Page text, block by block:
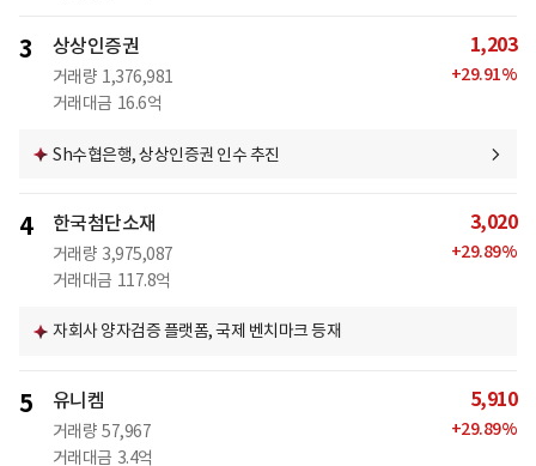
3 상상인증권
거래량 1,376,981
거래대금 16.6억
1,203
+29.91%
Sh수협은행, 상상인증권 인수 추진
4 한국첨단소재
거래량 3,975,087
거래대금 117.8억
3,020
+29.89%
자회사 양자검증 플랫폼, 국제 벤치마크 등재
5 유니켐
거래량 57,967
거래대금 3.4억
5,910
+29.89%